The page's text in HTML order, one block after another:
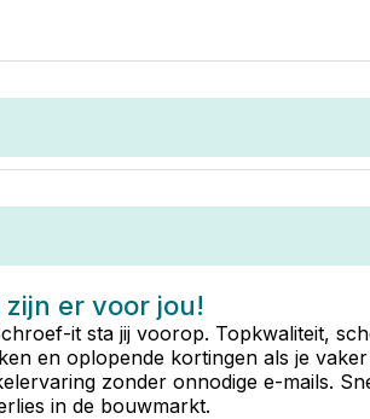
zijn er voor jou!
it sta jij voorop. Topkwaliteit,
en oplopende kortingen als je
zonder onnodige e-mails.
in de bouwmarkt.